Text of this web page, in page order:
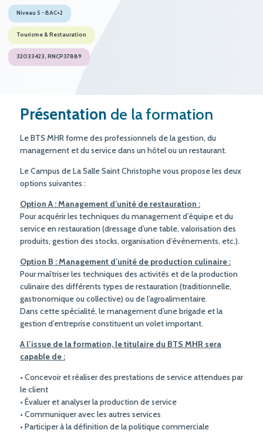
Niveau 5 - BAC+2
Tourisme & Restauration
32033423, RNCP37889
Présentation de la formation
Le BTS MHR forme des professionnels de la gestion, du
management et du service dans un hôtel ou un restaurant.
Le Campus de La Salle Saint Christophe vous propose les deux
options suivantes :
Option A : Management d’unité de restauration :
Pour acquérir les techniques du management d’équipe et du
service en restauration (dressage d’une table, valorisation des
produits, gestion des stocks, organisation d’évènements, etc.).
Option B : Management d’unité de production culinaire :
Pour maîtriser les techniques des activités et de la production
culinaire des différents types de restauration (traditionnelle,
gastronomique ou collective) ou de l’agroalimentaire.
Dans cette spécialité, le management d’une brigade et la
gestion d’entreprise constituent un volet important.
A l’issue de la formation, le titulaire du BTS MHR sera
capable de :
• Concevoir et réaliser des prestations de service attendues par
le client
• Évaluer et analyser la production de service
• Communiquer avec les autres services
• Participer à la définition de la politique commerciale